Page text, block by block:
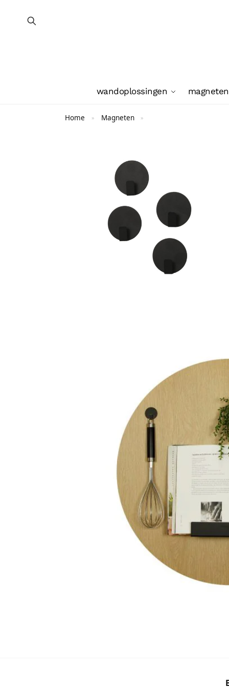
wandoplossingen magneten
Home » Magneten »